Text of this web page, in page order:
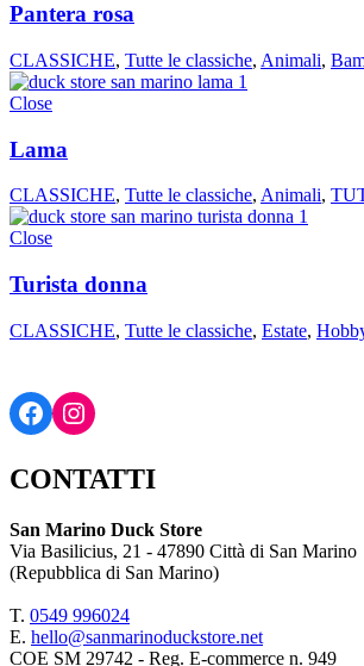
Pantera rosa
CLASSICHE, Tutte le classiche, Animali,
Close
Lama
CLASSICHE, Tutte le classiche, Animali,
Close
Turista donna
CLASSICHE, Tutte le classiche, Estate,
FacebookInstagram
CONTATTI
San Marino Duck Store
Via Basilicius, 21 - 47890 Città di San Marino
(Repubblica di San Marino)
T. 0549 996024
E. hello@sanmarinoduckstore.net
COE SM 29742 - Reg. E-commerce n. 949